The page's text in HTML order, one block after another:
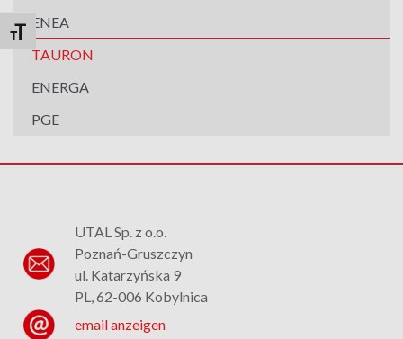
Schrift vergrößern
ENEA
TAURON
ENERGA
PGE
UTAL Sp. z o.o.
Poznań-Gruszczyn
ul. Katarzyńska 9
PL, 62-006 Kobylnica
email anzeigen